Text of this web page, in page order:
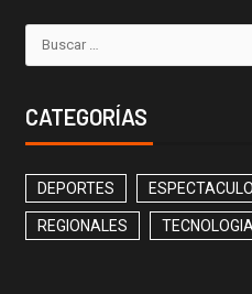
CATEGORÍAS
DEPORTES
REGIONALES TECNOLOGIA